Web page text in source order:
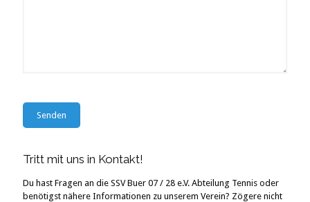
Tritt mit uns in Kontakt!
Du hast Fragen an die SSV Buer 07 / 28 e.V. Abteilung Tennis oder
benötigst nähere Informationen zu unserem Verein? Zögere nicht